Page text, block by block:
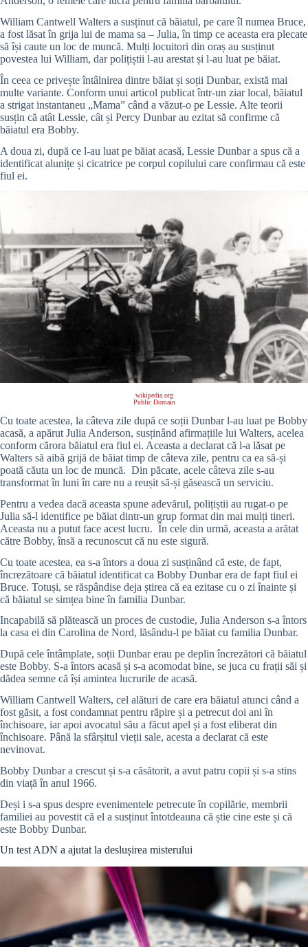
William Cantwell Walters a susținut că băiatul, pe care îl numea Bruce,
a fost lăsat în grija lui de mama sa – Julia, în timp ce aceasta era plecate
să își caute un loc de muncă. Mulți locuitori din oraș au susținut
povestea lui William, dar polițiștii l-au arestat și l-au luat pe băiat.
În ceea ce privește întâlnirea dintre băiat și soții Dunbar, există mai
multe variante. Conform unui articol publicat într-un ziar local, băiatul
a strigat instantaneu „Mama” când a văzut-o pe Lessie. Alte teorii
susțin că atât Lessie, cât și Percy Dunbar au ezitat să confirme că
băiatul era Bobby.
A doua zi, după ce l-au luat pe băiat acasă, Lessie Dunbar a spus că a
identificat alunițe și cicatrice pe corpul copilului care confirmau că este
fiul ei.
wikipedia.org
Public Domain
Cu toate acestea, la câteva zile după ce soții Dunbar l-au luat pe Bobby
acasă, a apărut Julia Anderson, susținând afirmațiile lui Walters, acelea
conform cărora băiatul era fiul ei. Aceasta a declarat că l-a lăsat pe
Walters să aibă grijă de băiat timp de câteva zile, pentru ca ea să-și
poată căuta un loc de muncă. Din păcate, acele câteva zile s-au
transformat în luni în care nu a reușit să-și găsească un serviciu.
Pentru a vedea dacă aceasta spune adevărul, polițiștii au rugat-o pe
Julia să-l identifice pe băiat dintr-un grup format din mai mulți tineri.
Aceasta nu a putut face acest lucru. În cele din urmă, aceasta a arătat
către Bobby, însă a recunoscut că nu este sigură.
Cu toate acestea, ea s-a întors a doua zi susținând că este, de fapt,
încrezătoare că băiatul identificat ca Bobby Dunbar era de fapt fiul ei
Bruce. Totuși, se răspândise deja știrea că ea ezitase cu o zi înainte și
că băiatul se simțea bine în familia Dunbar.
Incapabilă să plătească un proces de custodie, Julia Anderson s-a întors
la casa ei din Carolina de Nord, lăsându-l pe băiat cu familia Dunbar.
După cele întâmplate, soții Dunbar erau pe deplin încrezători că băiatul
este Bobby. S-a întors acasă și s-a acomodat bine, se juca cu frații săi și
dădea semne că își amintea lucrurile de acasă.
William Cantwell Walters, cel alături de care era băiatul atunci când a
fost găsit, a fost condamnat pentru răpire și a petrecut doi ani în
închisoare, iar apoi avocatul său a făcut apel și a fost eliberat din
închisoare. Până la sfârșitul vieții sale, acesta a declarat că este
nevinovat.
Bobby Dunbar a crescut și s-a căsătorit, a avut patru copii și s-a stins
din viață în anul 1966.
Deși i s-a spus despre evenimentele petrecute în copilărie, membrii
familiei au povestit că el a susținut întotdeauna că știe cine este și că
este Bobby Dunbar.
Un test ADN a ajutat la deslușirea misterului